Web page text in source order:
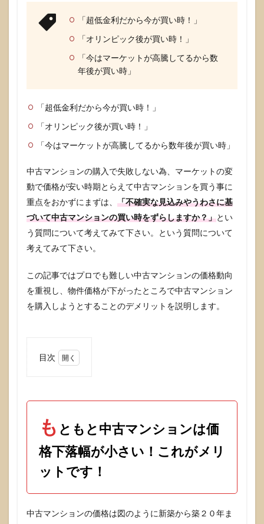
「超低金利だから今が買い時！」
「オリンピック後が買い時！」
「今はマーケットが高騰してるから数
年後が買い時」
「超低金利だから今が買い時！」
「オリンピック後が買い時！」
「今はマーケットが高騰してるから数年後が買い時」
中古マンションの購入で失敗しない為、マーケットの変
動で価格が安い時期とらえて中古マンションを買う事に
重点をおかずにまずは、 「不確実な見込みやうわさに基
づいて中古マンションの買い時をずらしますか？」とい
う質問について考えてみて下さい。という質問について
考えてみて下さい。
この記事ではプロでも難しい中古マンションの価格動向
を重視し、物件価格が下がったところで中古マンション
を購入しようとすることのデメリットを説明します。
目次
ショ
ンは
価格
下落
幅が
小さ
がメ
も ともと中古マンションは価
格下落幅が小さい！これがメリ
ットです！
中古マンションの価格は図のように新築から築２０年ま